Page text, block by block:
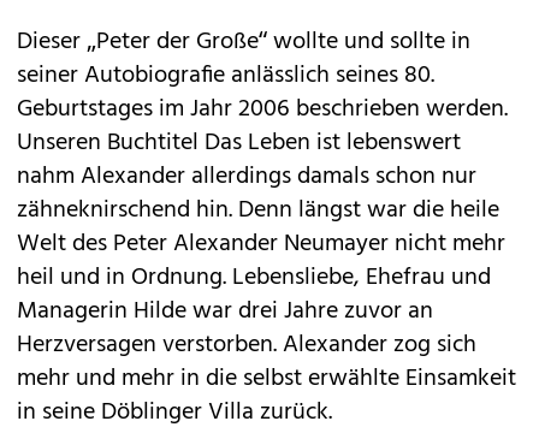
Dieser „Peter der Große“ wollte und sollte in
seiner Autobiografie anlässlich seines 80.
Geburtstages im Jahr 2006 beschrieben werden.
Unseren Buchtitel Das Leben ist lebenswert
nahm Alexander allerdings damals schon nur
zähneknirschend hin. Denn längst war die heile
Welt des Peter Alexander Neumayer nicht mehr
heil und in Ordnung. Lebensliebe, Ehefrau und
Managerin Hilde war drei Jahre zuvor an
Herzversagen verstorben. Alexander zog sich
mehr und mehr in die selbst erwählte Einsamkeit
in seine Döblinger Villa zurück.